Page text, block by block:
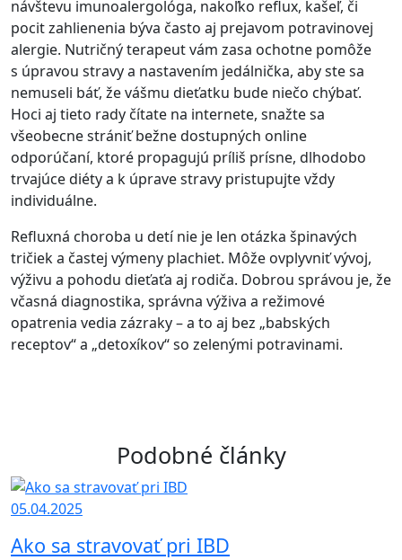
návštevu imunoalergológa, nakoľko reflux, kašeľ, či
pocit zahlienenia býva často aj prejavom potravinovej
alergie. Nutričný terapeut vám zasa ochotne pomôže
s úpravou stravy a nastavením jedálnička, aby ste sa
nemuseli báť, že vášmu dieťatku bude niečo chýbať.
Hoci aj tieto rady čítate na internete, snažte sa
všeobecne strániť bežne dostupných online
odporúčaní, ktoré propagujú príliš prísne, dlhodobo
trvajúce diéty a k úprave stravy pristupujte vždy
individuálne.
Refluxná choroba u detí nie je len otázka špinavých
tričiek a častej výmeny plachiet. Môže ovplyvniť vývoj,
výživu a pohodu dieťaťa aj rodiča. Dobrou správou je, že
včasná diagnostika, správna výživa a režimové
opatrenia vedia zázraky – a to aj bez „babských
receptov“ a „detoxíkov“ so zelenými potravinami.
Podobné články
05.04.2025
Ako sa stravovať pri IBD